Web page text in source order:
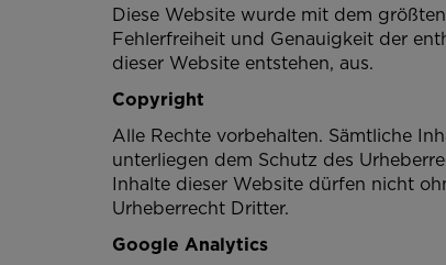
Diese Website wurde mit dem
Fehlerfreiheit und Genauigkeit der
dieser Website entstehen, aus.
Copyright
Alle Rechte vorbehalten. Sämtliche
unterliegen dem Schutz des
Inhalte dieser Website dürfen nicht
Urheberrecht Dritter.
Google Analytics